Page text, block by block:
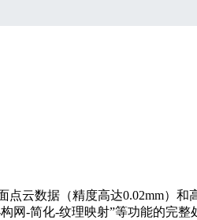
云数据（精度高达0.02mm）和
网-简化-纹理映射”等功能的完整